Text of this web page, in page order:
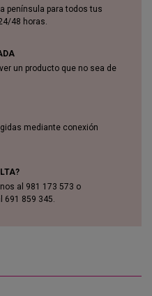
península para todos tus
48 horas.
un producto que no sea de
mediante conexión
al 981 173 573 o
691 859 345.